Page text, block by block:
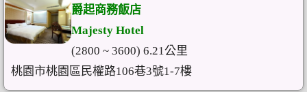
爵起商務飯店
Majesty Hotel
(2800 ~ 3600) 6.21公里
桃園市桃園區民權路106巷3號1-7樓